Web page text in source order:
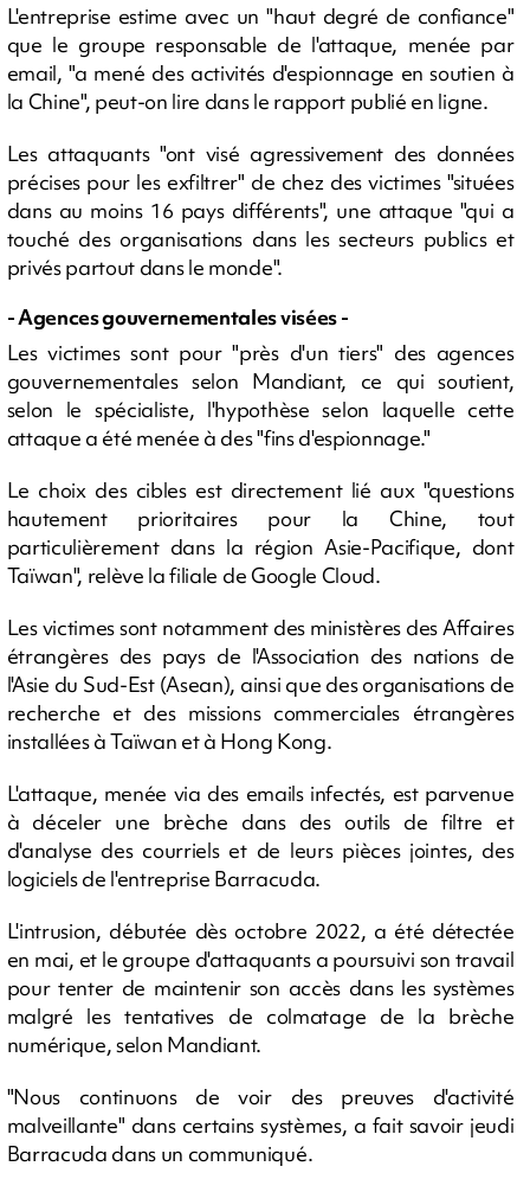
L'entreprise estime avec un "haut degré de confiance"
que le groupe responsable de l'attaque, menée par
email, "a mené des activités d'espionnage en soutien à
la Chine", peut-on lire dans le rapport publié en ligne.
Les attaquants "ont visé agressivement des données
précises pour les exfiltrer" de chez des victimes "situées
dans au moins 16 pays différents", une attaque "qui a
touché des organisations dans les secteurs publics et
privés partout dans le monde".
- Agences gouvernementales visées -
Les victimes sont pour "près d'un tiers" des agences
gouvernementales selon Mandiant, ce qui soutient,
selon le spécialiste, l'hypothèse selon laquelle cette
attaque a été menée à des "fins d'espionnage."
Le choix des cibles est directement lié aux "questions
hautement prioritaires pour la Chine, tout
particulièrement dans la région Asie-Pacifique, dont
Taïwan", relève la filiale de Google Cloud.
Les victimes sont notamment des ministères des Affaires
étrangères des pays de l'Association des nations de
l'Asie du Sud-Est (Asean), ainsi que des organisations de
recherche et des missions commerciales étrangères
installées à Taïwan et à Hong Kong.
L'attaque, menée via des emails infectés, est parvenue
à déceler une brèche dans des outils de filtre et
d'analyse des courriels et de leurs pièces jointes, des
logiciels de l'entreprise Barracuda.
L'intrusion, débutée dès octobre 2022, a été détectée
en mai, et le groupe d'attaquants a poursuivi son travail
pour tenter de maintenir son accès dans les systèmes
malgré les tentatives de colmatage de la brèche
numérique, selon Mandiant.
"Nous continuons de voir des preuves d'activité
malveillante" dans certains systèmes, a fait savoir jeudi
Barracuda dans un communiqué.